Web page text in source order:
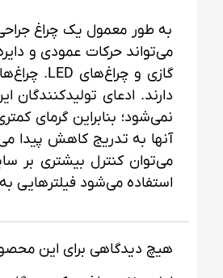
به طور معمول یک چراغ
می‌تواند حرکات عمودی و
نمی‌شود؛ بنابراین گرمای
می‌توان کنترل بیشتری بر
استفاده می‌شود فیلترهایی
هیچ دیدگاهی برای این